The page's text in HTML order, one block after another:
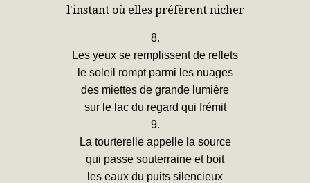
l'instant où elles préfèrent nicher
8.
Les yeux se remplissent de reflets
le soleil rompt parmi les nuages
des miettes de grande lumière
sur le lac du regard qui frémit
9.
La tourterelle appelle la source
qui passe souterraine et boit
les eaux du puits silencieux